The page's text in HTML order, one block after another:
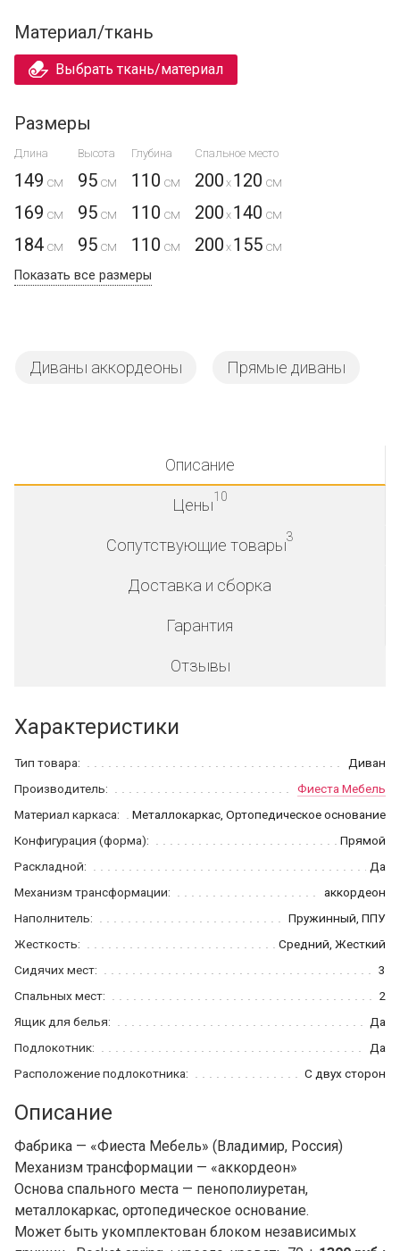
Материал/ткань
Выбрать ткань/материал
Размеры
Длина Высота Глубина Спальное место
149 95 110 200 x 120
169
95 110 200 x 140
184
95 110 200 x 155
Показать все размеры
Диваны аккордеоны Прямые диваны
Описание
Цены10
Сопутствующие товары3
Доставка и сборка
Гарантия
Отзывы
Характеристики
Тип товара:
Диван
Производитель:
Фиеста Мебель
Материал каркаса:
Металлокаркас, Ортопедическое основание
Конфигурация (форма):
Прямой
Раскладной:
Да
Механизм трансформации:
аккордеон
Наполнитель:
Пружинный, ППУ
Жесткость:
Средний, Жесткий
Сидячих мест:
3
Спальных мест:
2
Ящик для белья:
Да
Подлокотник:
Да
Расположение подлокотника:
С двух сторон
Описание
Фабрика — «Фиеста Мебель» (Владимир, Россия)
Механизм трансформации — «аккордеон»
Основа спального места — пенополиуретан,
металлокаркас, ортопедическое основание.
Может быть укомплектован блоком независимых